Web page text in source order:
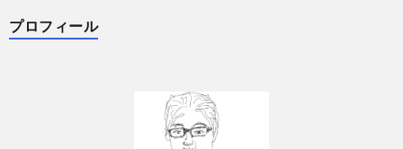
プロフィール